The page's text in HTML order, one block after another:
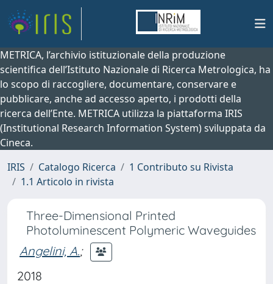
METRICA, l’archivio istituzionale della produzione
scientifica dell’Istituto Nazionale di Ricerca Metrologica, ha
lo scopo di raccogliere, documentare, conservare e
pubblicare, anche ad accesso aperto, i prodotti della
ricerca dell’Ente. METRICA utilizza la piattaforma IRIS
(Institutional Research Information System) sviluppata da
Cineca.
IRIS
Catalogo Ricerca
1 Contributo su Rivista
1.1 Articolo in rivista
Three-Dimensional Printed
Photoluminescent Polymeric Waveguides
Angelini, A.;
2018